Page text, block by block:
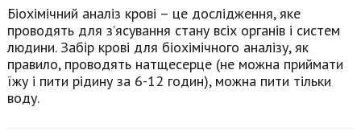
Біохімічний аналіз крові – це дослідження, яке
проводять для з’ясування стану всіх органів і систем
людини. Забір крові для біохімічного аналізу, як
правило, проводять натщесерце (не можна приймати
їжу і пити рідину за 6-12 годин), можна пити тільки
воду.